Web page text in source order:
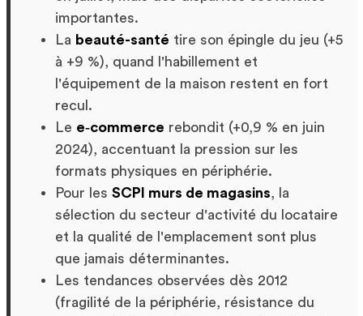
importantes.
La beauté-santé tire son épingle du jeu (+5
à +9 %), quand l'habillement et
l'équipement de la maison restent en fort
recul.
Le e‑commerce rebondit (+0,9 % en juin
2024), accentuant la pression sur les
formats physiques en périphérie.
Pour les SCPI murs de magasins, la
sélection du secteur d'activité du locataire
et la qualité de l'emplacement sont plus
que jamais déterminantes.
Les tendances observées dès 2012
(fragilité de la périphérie, résistance du